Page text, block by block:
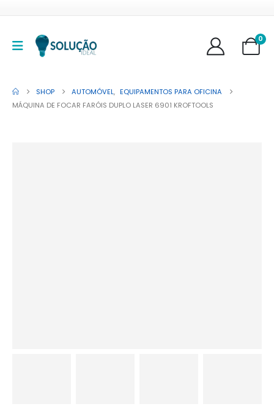
0
SHOP AUTOMÓVEL, EQUIPAMENTOS PARA OFICINA
MÁQUINA DE FOCAR FARÓIS DUPLO LASER 6901 KROFTOOLS